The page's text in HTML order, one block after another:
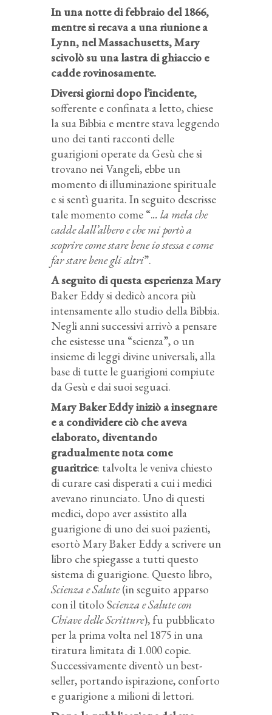
In una notte di febbraio del 1866,
mentre si recava a una riunione a
Lynn, nelMassachusetts, Mary
scivolò su una lastra di ghiaccio e
cadde rovinosamente.
Diversi giorni dopo l’incidente,
sofferente e confinata a letto, chiese
la sua Bibbia e mentre stava leggendo
uno dei tanti racconti delle
guarigioni operate da Gesù che si
trovano nei Vangeli, ebbe un
momento di illuminazione spirituale
e si sentì guarita. In seguito descrisse
tale momento come “... la mela che
cadde dall’albero e che mi portò a
scoprire come stare bene io stessa e come
far stare bene gli altri”.
A seguito di questa esperienza Mary
Baker Eddy si dedicò ancora più
intensamente allo studio della Bibbia.
Negli anni successivi arrivò a pensare
che esistesse una “scienza”, o un
insieme di leggi divine universali, alla
base di tutte le guarigioni compiute
da Gesù e dai suoi seguaci.
Mary Baker Eddy iniziò a insegnare
e a condividere ciò che aveva
elaborato, diventando
gradualmente nota come
guaritrice: talvolta le veniva chiesto
di curare casi disperati a cui i medici
avevano rinunciato. Uno di questi
medici, dopo aver assistito alla
guarigione di uno dei suoi pazienti,
esortò Mary Baker Eddy a scrivere un
libro che spiegasse a tutti questo
sistema di guarigione. Questo libro,
Scienza e Salute(in seguito apparso
con il titolo Scienza e Salute con
Chiave delle Scritture), fu pubblicato
per la prima volta nel 1875 in una
tiratura limitata di 1.000 copie.
Successivamente diventò un best-
seller, portando ispirazione, conforto
e guarigione a milioni di lettori.